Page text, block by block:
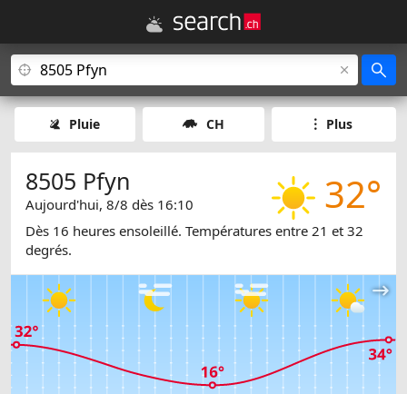
Pluie CH Plus
32°
8505 Pfyn
Aujourd'hui, 8/8 dès 16:10
Dès 16 heures ensoleillé. Températures entre 21 et 32
degrés.